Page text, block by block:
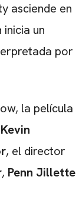
asciende en
un
por
la película
Kevin
, el director
, Penn Jillette